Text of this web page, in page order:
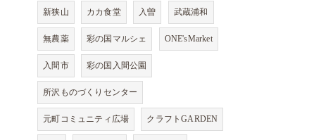
新狭山 カカ食堂 入曽 武蔵浦和
無農薬 彩の国マルシェ ONE'sMarket
入間市 彩の国入間公園
所沢ものづくりセンター
元町コミュニティ広場 クラフトGARDEN